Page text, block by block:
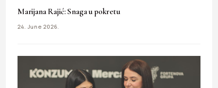
Marijana Rajić: Snaga u pokretu
24. June 2026.